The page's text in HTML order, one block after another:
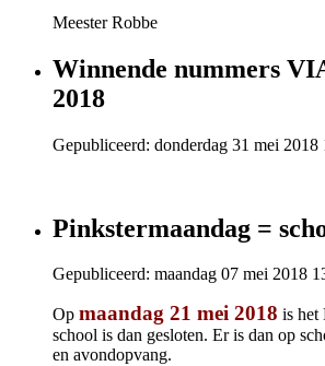
Meester Robbe
Winnende nummers
2018
Gepubliceerd: donderdag 31 mei 2018
Pinkstermaandag =
Gepubliceerd: maandag 07 mei 2018
Op maandag 21 mei 2018 is het
school is dan gesloten. Er is dan op
en avondopvang.